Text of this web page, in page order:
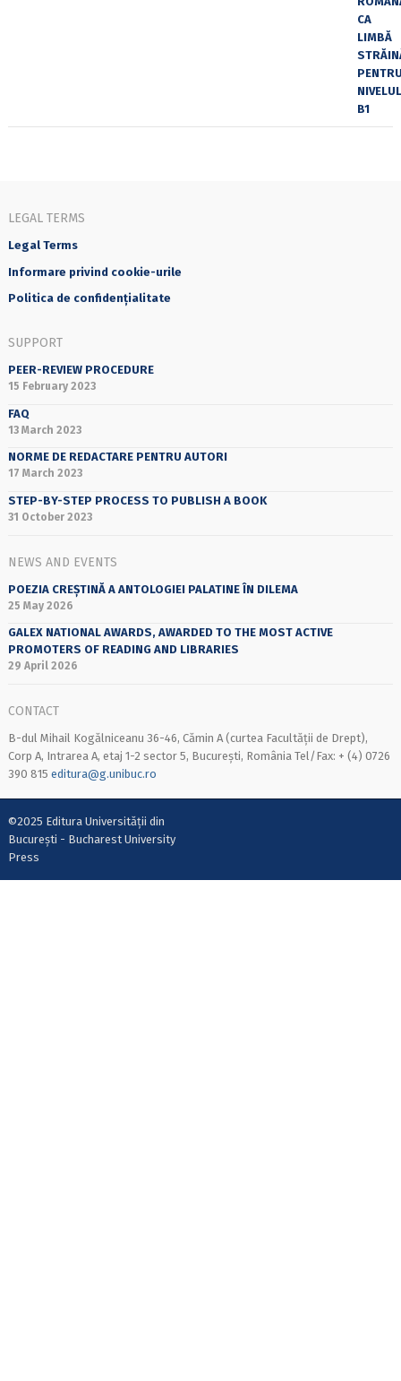
LEGAL TERMS
Legal Terms
Informare privind cookie-urile
Politica de confidențialitate
SUPPORT
PEER-REVIEW PROCEDURE
15 February 2023
FAQ
13 March 2023
NORME DE REDACTARE PENTRU AUTORI
17 March 2023
STEP-BY-STEP PROCESS TO PUBLISH A BOOK
31 October 2023
NEWS AND EVENTS
POEZIA CREȘTINĂ A ANTOLOGIEI PALATINE ÎN DILEMA
25 May 2026
GALEX NATIONAL AWARDS, AWARDED TO THE MOST ACTIVE
PROMOTERS OF READING AND LIBRARIES
29 April 2026
CONTACT
B-dul Mihail Kogălniceanu 36-46, Cămin A (curtea Facultății de Drept),
Corp A, Intrarea A, etaj 1-2 sector 5, București, România Tel/Fax: + (4) 0726
390 815 editura@g.unibuc.ro
©2025 Editura Universității din
București - Bucharest University
Press